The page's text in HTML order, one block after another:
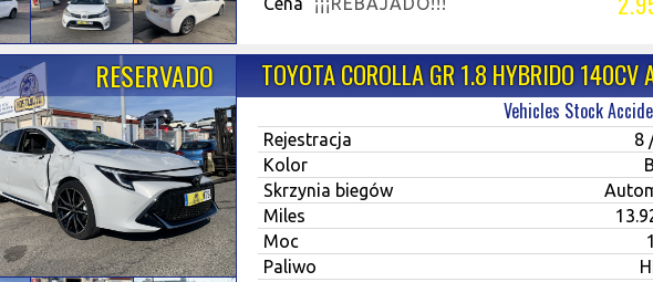
TOYOTA COROLLA GR 1.8 HYBRIDO 140CV
RESERVADO
Vehicles Stock
Rejestracja
8
Kolor
Skrzynia biegów
Miles
Moc
Paliwo